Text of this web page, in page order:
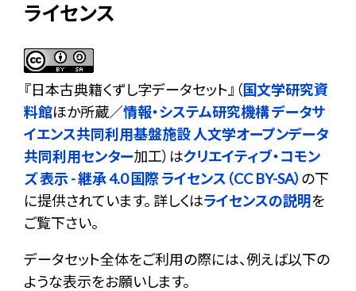
ライセンス
『日本古典籍くずし字データセット 』（国文学研究資
料館ほか所蔵／情報・システム研究機構 データサ
イエンス共同利用基盤施設 人文学オープンデータ
共同利用センター加工）はクリエイティブ・コモン
ズ 表示 - 継承 4.0 国際 ライセンス（CC BY-SA） の下
に提供されています。 詳しくはライセンスの説明を
ご覧下さい。
データセット全体をご利用の際には、例えば以下の
ような表示をお願いします。